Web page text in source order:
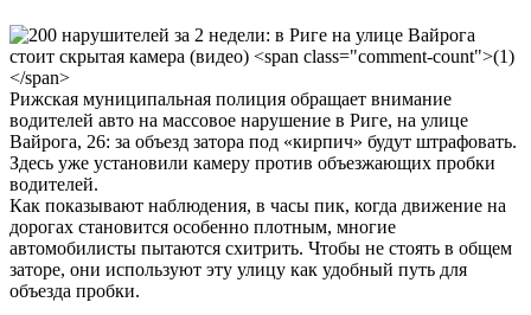
Рижская муниципальная полиция обращает внимание
водителей авто на массовое нарушение в Риге, на улице
Вайрога, 26: за объезд затора под «кирпич» будут штрафовать.
Здесь уже установили камеру против объезжающих пробки
водителей.
Как показывают наблюдения, в часы пик, когда движение на
дорогах становится особенно плотным, многие
автомобилисты пытаются схитрить. Чтобы не стоять в общем
заторе, они используют эту улицу как удобный путь для
объезда пробки.